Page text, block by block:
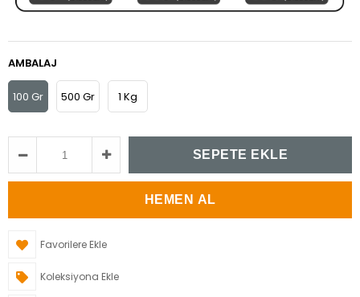
AMBALAJ
100 Gr 500 Gr 1 Kg
Favorilere Ekle
Koleksiyona Ekle